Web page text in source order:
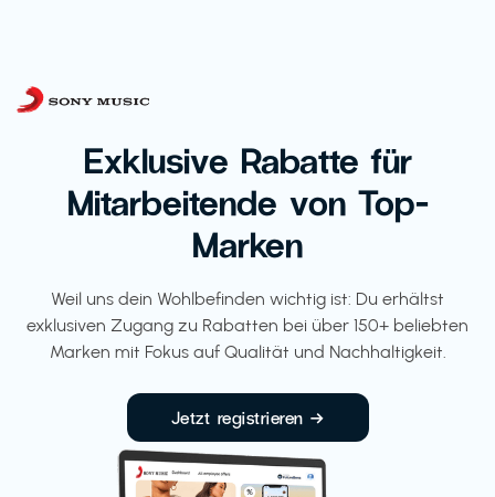
Exklusive Rabatte für
Mitarbeitende von Top-
Marken
Weil uns dein Wohlbefinden wichtig ist: Du erhältst
exklusiven Zugang zu Rabatten bei über 150+ beliebten
Marken mit Fokus auf Qualität und Nachhaltigkeit.
Jetzt registrieren →